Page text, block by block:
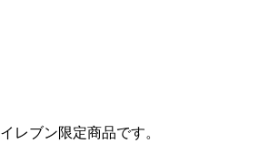
レブン限定商品です。